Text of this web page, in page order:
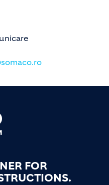
FOR